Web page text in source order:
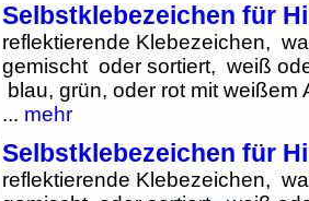
Selbstklebezeichen für
reflektierende Klebezeichen,
gemischt oder sortiert, weiß
blau, grün, oder rot mit
... mehr
Selbstklebezeichen für
reflektierende Klebezeichen,